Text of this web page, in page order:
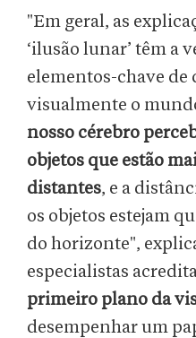
"Em geral, as
‘ilusão lunar’ têm a
elementos-chave de
visualmente o
nosso cérebro
objetos que estão
distantes, e a
os objetos estejam
do horizonte",
especialistas
primeiro plano da
desempenhar um